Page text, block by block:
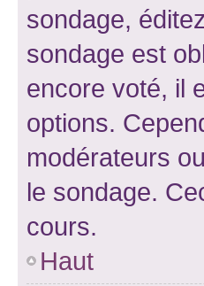
sondage,
sondage est
encore voté, il
options.
modérateurs
le sondage.
cours.
Haut